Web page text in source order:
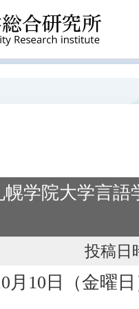
幌学院大学言
投稿日
10日（金曜日